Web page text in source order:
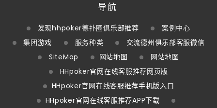
导航
发现hhpoker德扑圈俱乐部推荐
案例中心
集团游戏
服务种类
交流德州俱乐部客服微信
SiteMap
网站地图
网站地图
HHpoker官网在线客服推荐网页版
HHpoker官网在线客服推荐手机版入口
HHpoker官网在线客服推荐APP下载